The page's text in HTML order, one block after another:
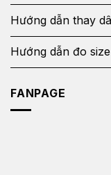
Hướng dẫn thay
Hướng dẫn đo
FANPAGE